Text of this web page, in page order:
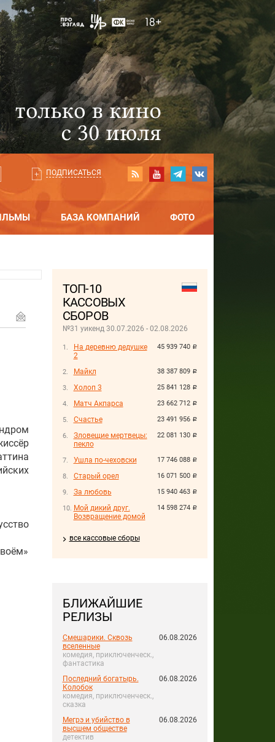
ПОДПИСАТЬСЯ
БАЗА КОМПАНИЙ ФОТО
ТОП-10
КАССОВЫХ
СБОРОВ
№31 уикенд 30.07.2026 - 02.08.2026
45 939 740 руб.
На деревню дедушке
2
38 387 809 руб.
Майкл
25 841 128 руб.
Холоп 3
23 662 712 руб.
Матч Акпарса
23 491 956 руб.
Счастье
22 081 130 руб.
Зловещие мертвецы:
пекло
17 746 088 руб.
Ушла по-чеховски
16 071 500 руб.
Старый орел
15 940 463 руб.
За любовь
14 598 274 руб.
Мой дикий друг.
Возвращение домой
все кассовые сборы
БЛИЖАЙШИЕ
РЕЛИЗЫ
Смешарики. Сквозь
вселенные
комедия, приключенческ.,
фантастика
06.08.2026
Последний богатырь.
Колобок
комедия, приключенческ.,
сказка
06.08.2026
Мегрэ и убийство в
высшем обществе
детектив
06.08.2026